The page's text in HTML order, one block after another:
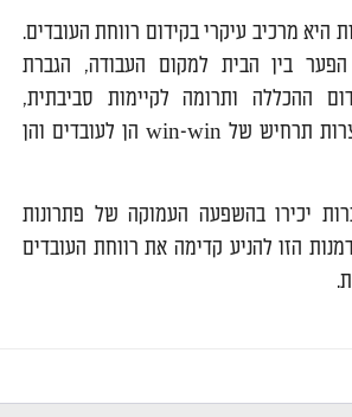
היא מרכיב עיקרי בקידום רווחת העובדים.
בין הבית למקום העבודה, הגברת
ההכללה ותרומה לקיימות סביבתית,
הטבות התחבורה יוצרות תרחיש של win-win הן לעובדים והן
יכירו בהשפעה העמוקה של פתרונות
הזו להניע קדימה את רווחת העובדים